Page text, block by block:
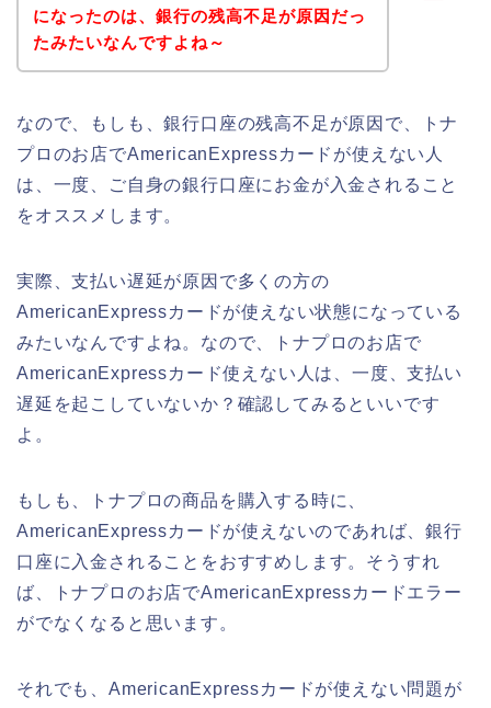
になったのは、銀行の残高不足が原因だっ
たみたいなんですよね～
なので、もしも、銀行口座の残高不足が原因で、トナ
プロのお店でAmericanExpressカードが使えない人
は、一度、ご自身の銀行口座にお金が入金されること
をオススメします。
実際、支払い遅延が原因で多くの方の
AmericanExpressカードが使えない状態になっている
みたいなんですよね。なので、トナプロのお店で
AmericanExpressカード使えない人は、一度、支払い
遅延を起こしていないか？確認してみるといいです
よ。
もしも、トナプロの商品を購入する時に、
AmericanExpressカードが使えないのであれば、銀行
口座に入金されることをおすすめします。そうすれ
ば、トナプロのお店でAmericanExpressカードエラー
がでなくなると思います。
それでも、AmericanExpressカードが使えない問題が